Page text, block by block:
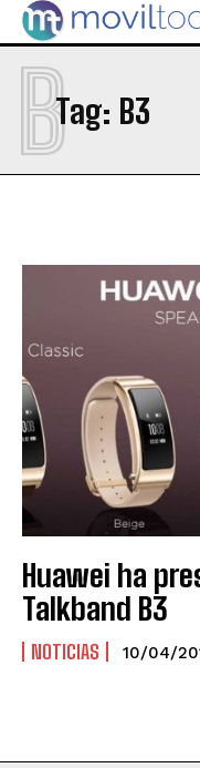
Tag: B3
B
Huawei ha
Talkband B3
NOTICIAS 10/04/